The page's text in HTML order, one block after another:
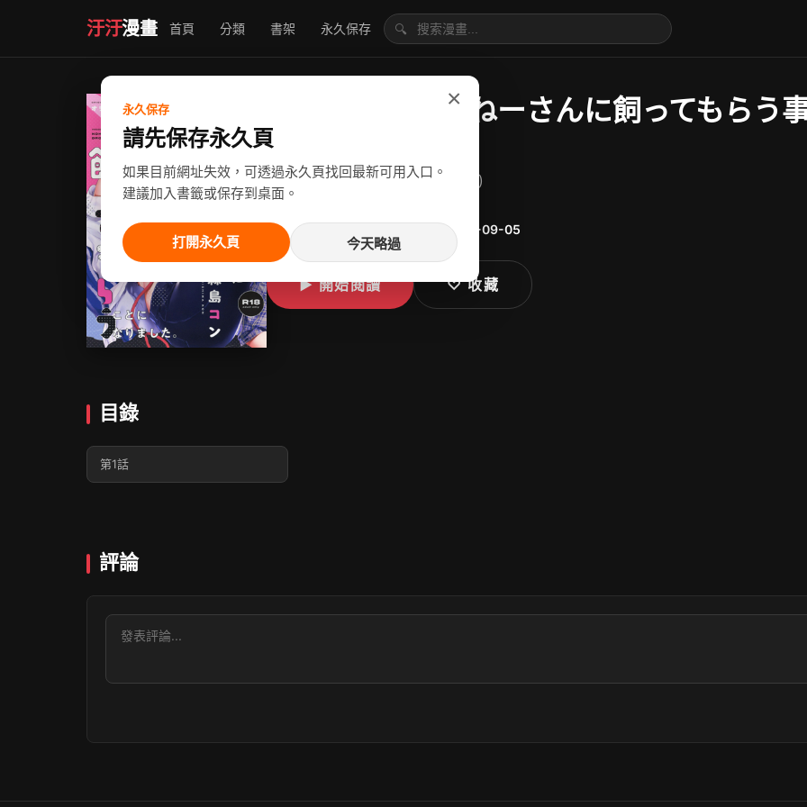
汙汙漫畫 首頁 分類 書架 永久保存 🔍
×
永久保存
請先保存永久頁
如果目前網址失效，可透過永久頁找回最新可用入口。
建議加入書籤或保存到桌面。
打開永久頁 今天略過
ちょっと怖いおねーさんに飼ってもらう
[白杨汉化组]
作者：紺色ドロップス (森島コン)
狀態： 2025-09-05
▶ 開始閱讀 ♡ 收藏
目錄
第1話
評論